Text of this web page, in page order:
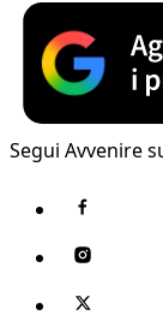
Segui Avvenire